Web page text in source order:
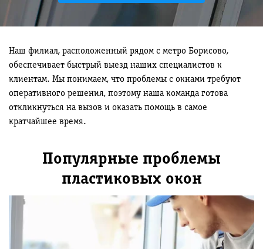
Наш филиал, расположенный рядом с метро Борисово,
обеспечивает быстрый выезд наших специалистов к
клиентам. Мы понимаем, что проблемы с окнами требуют
оперативного решения, поэтому наша команда готова
откликнуться на вызов и оказать помощь в самое
кратчайшее время.
Популярные проблемы
пластиковых окон